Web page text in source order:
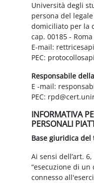
Università degli
persona del
domiciliato per la
cap. 00185 - Roma
E-mail:
PEC:
Responsabile
E -mail:
PEC:
INFORMATIVA
PERSONALI
Base giuridica
Ai sensi dell’art.
“esecuzione di
connesso